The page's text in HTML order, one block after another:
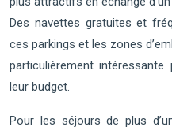
Des navettes gratuites et
ces parkings et les zones
particulièrement
leur budget.
Pour les séjours de plus